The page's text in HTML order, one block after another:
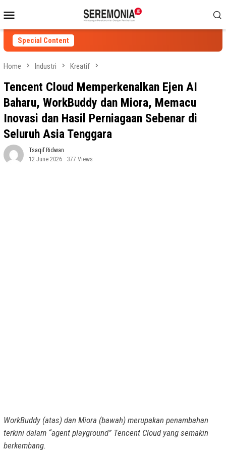
to
contentMenu
Special Content
Home Industri Kreatif
Tencent Cloud Memperkenalkan Ejen AI
Baharu, WorkBuddy dan Miora, Memacu
Inovasi dan Hasil Perniagaan Sebenar di
Seluruh Asia Tenggara
Tsaqif Ridwan
12 June 2026
377 Views
WorkBuddy (atas) dan Miora (bawah) merupakan penambahan
terkini dalam “agent playground” Tencent Cloud yang semakin
berkembang.